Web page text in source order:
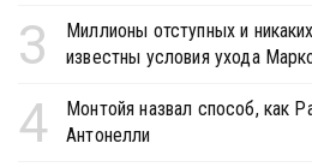
3
Миллионы отступных и
известны условия ухода
4
Монтойя назвал способ, как
Антонелли